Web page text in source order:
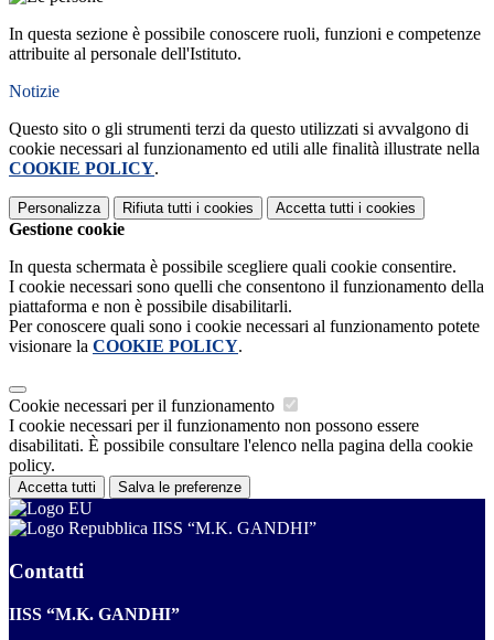
In questa sezione è possibile conoscere ruoli, funzioni e competenze
attribuite al personale dell'Istituto.
Notizie
Questo sito o gli strumenti terzi da questo utilizzati si avvalgono di
cookie necessari al funzionamento ed utili alle finalità illustrate nella
COOKIE POLICY.
Personalizza Rifiuta tutti i cookies Accetta tutti i cookies
Gestione cookie
In questa schermata è possibile scegliere quali cookie consentire.
I cookie necessari sono quelli che consentono il funzionamento della
piattaforma e non è possibile disabilitarli.
Per conoscere quali sono i cookie necessari al funzionamento potete
visionare la COOKIE POLICY.
Cookie necessari per il funzionamento
I cookie necessari per il funzionamento non possono essere
disabilitati. È possibile consultare l'elenco nella pagina della cookie
policy.
Accetta tutti Salva le preferenze
IISS “M.K. GANDHI”
Contatti
IISS “M.K. GANDHI”